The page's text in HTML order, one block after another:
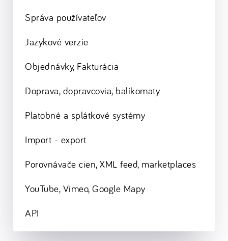
Správa používateľov
Jazykové verzie
Objednávky, Fakturácia
Doprava, dopravcovia, balíkomaty
Platobné a splátkové systémy
Import - export
Porovnávače cien, XML feed, marketplaces
YouTube, Vimeo, Google Mapy
API